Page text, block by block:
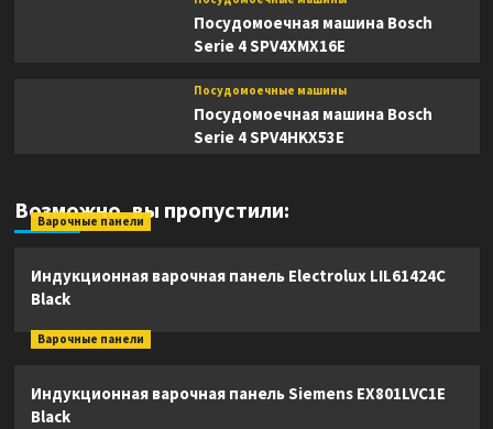
Посудомоечная машина Bosch
Serie 4 SPV4XMX16E
Посудомоечные машины
Посудомоечная машина Bosch
Serie 4 SPV4HKX53E
Возможно, вы пропустили:
Варочные панели
Индукционная варочная панель Electrolux LIL61424C
Black
Варочные панели
Индукционная варочная панель Siemens EX801LVC1E
Black